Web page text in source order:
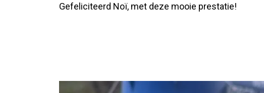
Gefeliciteerd Noï, met deze mooie prestatie!